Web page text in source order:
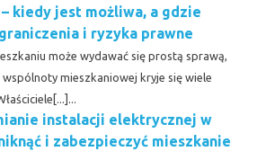
kiedy jest możliwa, a gdzie
i ryzyka prawne
może wydawać się prostą sprawą,
mieszkaniowej kryje się wiele
instalacji elektrycznej w
i zabezpieczyć mieszkanie